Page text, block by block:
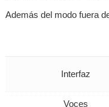
Además del modo fuera
Interfaz
Voces